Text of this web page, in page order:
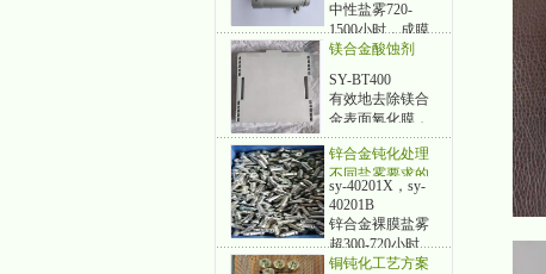
中性盐雾720-
1500小时，成膜
均匀，金属灰
色、抗指纹
镁合金酸蚀剂
SY-BT400
有效地去除镁合
金表面氧化膜，
锌合金钝化处理
不同盐雾要求的
工艺和药剂
sy-40201X，sy-
40201B
锌合金裸膜盐雾
超300-720小时
铜钝化工艺方案